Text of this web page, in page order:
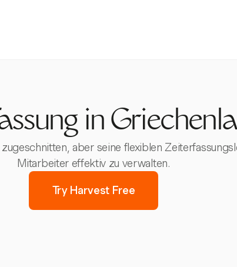
in
aber seine flexiblen
Mitarbeiter effektiv zu verwalten.
Try Harvest Free